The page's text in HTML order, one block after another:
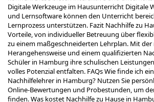
Digitale Werkzeuge im Hausunterricht Digitale
und Lernsoftware können den Unterricht
Lernprozess unterstützen. Fazit Nachhilfe zu
Vorteile, von individueller Betreuung über
zu einem maßgeschneiderten Lehrplan. Mit
Herangehensweise und einem qualifizierten
Schüler in Hamburg ihre schulischen
volles Potenzial entfalten. FAQs Wie finde ich
Nachhilfelehrer in Hamburg? Nutzen Sie
Online-Bewertungen und Probestunden, um
finden. Was kostet Nachhilfe zu Hause in